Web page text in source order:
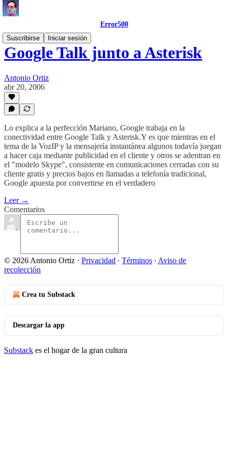
Error500
Suscribirse
Iniciar sesión
Google Talk junto a Asterisk
Antonio Ortiz
abr 20, 2006
Lo explica a la perfección Mariano, Google trabaja en la
conectividad entre Google Talk y Asterisk.Y es que mientras en el
tema de la VozIP y la mensajería instantánea algunos todavía juegan
a hacer caja mediante publicidad en el cliente y otros se adentran en
el "modelo Skype", consistente en comunicaciones cerradas con su
cliente gratis y precios bajos en llamadas a telefonía tradicional,
Google apuesta por convertirse en el verdadero
Leer →
Comentarios
© 2026 Antonio Ortiz · Privacidad ∙ Términos ∙ Aviso de
recolección
Crea tu Substack
Descargar la app
Substack es el hogar de la gran cultura